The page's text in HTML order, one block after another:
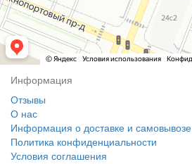
Информация
Отзывы
О нас
Информация о доставке и самовывозе
Политика конфиденциальности
Условия соглашения